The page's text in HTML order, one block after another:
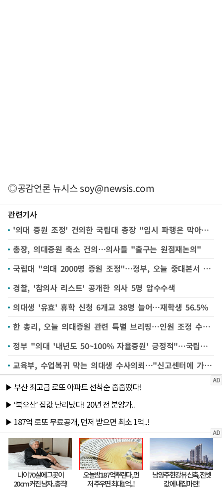
◎공감언론 뉴시스soy@newsis.com
관련기사
'의대 증원 조정' 건의한 국립대 총장 "입시 파행은 막아야"[인터뷰]
총장, 의대증원 축소 건의…의사들 "출구는 원점재논의"
국립대 "의대 2000명 증원 조정"…정부, 오늘 중대본서 수용할 듯
경찰, '참의사 리스트' 공개한 의사 5명 압수수색
의대생 '유효' 휴학 신청 6개교 38명 늘어…재학생 56.5%
한 총리, 오늘 의대증원 관련 특별 브리핑…인원 조정 수용하나
정부 "의대 '내년도 50~100% 자율증원' 긍정적"…국립대 건의 수용 가닥
교육부, 수업복귀 막는 의대생 수사의뢰…"신고센터에 가해사례 접수"